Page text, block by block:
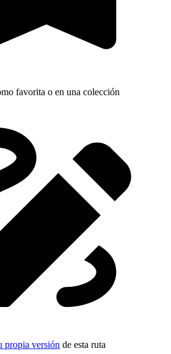
favorita o en una colección
propia versión de esta ruta